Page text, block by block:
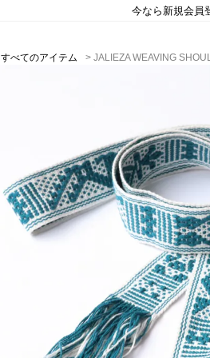
今なら新規会員
すべてのアイテム JALIEZA WEAVING